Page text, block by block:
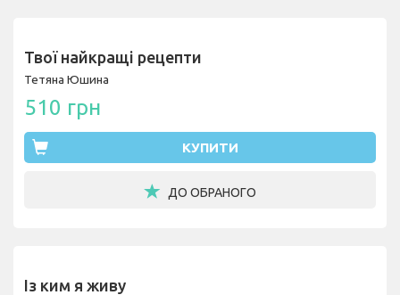
Твої найкращі рецепти
Тетяна Юшина
510 грн
КУПИТИ
ДО ОБРАНОГО
Із ким я живу